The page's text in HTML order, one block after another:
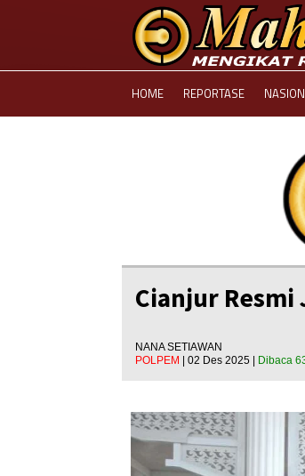
HOME REPORTASE
Cianjur Resmi
NANA SETIAWAN
POLPEM | 02 Des 2025 | Dibaca